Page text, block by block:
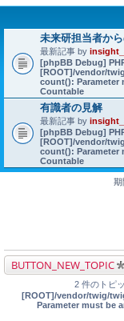
未来研担当者か
最新記事 by
[phpBB Debug]
[ROOT]/vendor/
count(): Parameter
Countable
有識者の見解
最新記事 by
[phpBB Debug]
[ROOT]/vendor/
count(): Parameter
Countable
期
BUTTON_NEW_TOPIC
2 件のトピ
[ROOT]/vendor/twig/
Parameter must be